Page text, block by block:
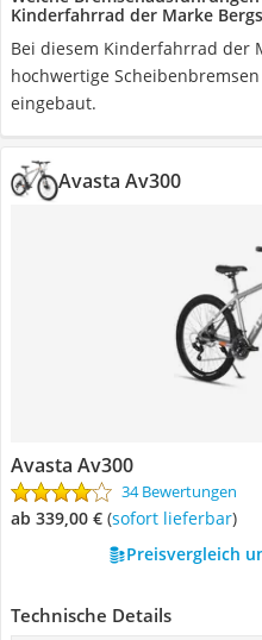
Kinderfahrrad der Marke
Bei diesem Kinderfahrrad der
hochwertige
eingebaut.
Avasta Av300
Avasta Av300
34 Bewertungen
ab 339,00 € ( Sofort lieferbar)
Preisvergleich
Technische Details